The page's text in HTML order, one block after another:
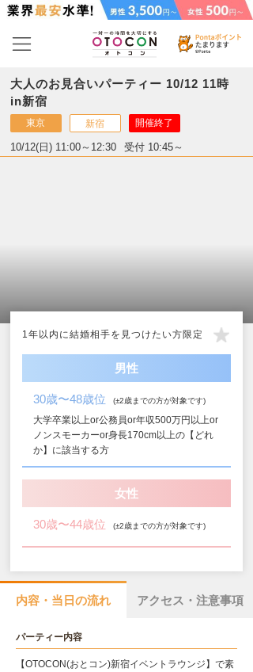
大人のお見合いパーティー 10/12 11時
in新宿
東京 新宿 開催終了
10/12(日) 11:00～12:30 受付 10:45～
1年以内に結婚相手を見つけたい方限定
男性
30歳〜48歳位 (±2歳までの方が対象です)
大学卒業以上or公務員or年収500万円以上or
ノンスモーカーor身長170cm以上の【どれ
か】に該当する方
女性
30歳〜44歳位 (±2歳までの方が対象です)
内容・当日の流れ アクセス・注意事項
パーティー内容
【OTOCON(おとコン)新宿イベントラウンジ】で素